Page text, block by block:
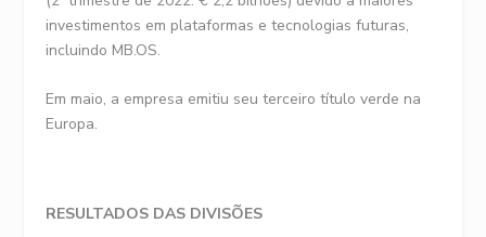
investimentos em plataformas e tecnologias futuras,
incluindo MB.OS.
Em maio, a empresa emitiu seu terceiro título verde na
Europa.
RESULTADOS DAS DIVISÕES